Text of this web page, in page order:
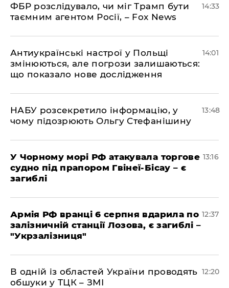
ФБР розслідувало, чи міг Трамп бути
таємним агентом Росії, – Fox News
14:33
Антиукраїнські настрої у Польщі
змінюються, але погрози залишаються:
що показало нове дослідження
14:01
НАБУ розсекретило інформацію, у
чому підозрюють Ольгу Стефанішину
13:48
У Чорному морі РФ атакувала торгове
судно під прапором Гвінеї-Бісау – є
загиблі
13:16
Армія РФ вранці 6 серпня вдарила по
залізничній станції Лозова, є загиблі –
"Укрзалізниця"
12:37
В одній із областей України проводять
обшуки у ТЦК – ЗМІ
12:20